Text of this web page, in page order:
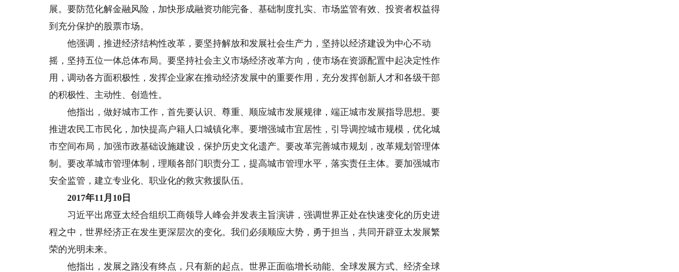
展。要防范化解金融风险，加快形成融资功能完备、基础制度扎实、市场监管有效、投资者权益得
到充分保护的股票市场。
他强调，推进经济结构性改革，要坚持解放和发展社会生产力，坚持以经济建设为中心不动
摇，坚持五位一体总体布局。要坚持社会主义市场经济改革方向，使市场在资源配置中起决定性作
用，调动各方面积极性，发挥企业家在推动经济发展中的重要作用，充分发挥创新人才和各级干部
的积极性、主动性、创造性。
他指出，做好城市工作，首先要认识、尊重、顺应城市发展规律，端正城市发展指导思想。要
推进农民工市民化，加快提高户籍人口城镇化率。要增强城市宜居性，引导调控城市规模，优化城
市空间布局，加强市政基础设施建设，保护历史文化遗产。要改革完善城市规划，改革规划管理体
制。要改革城市管理体制，理顺各部门职责分工，提高城市管理水平，落实责任主体。要加强城市
安全监管，建立专业化、职业化的救灾救援队伍。
2017年11月10日
习近平出席亚太经合组织工商领导人峰会并发表主旨演讲，强调世界正处在快速变化的历史进
程之中，世界经济正在发生更深层次的变化。我们必须顺应大势，勇于担当，共同开辟亚太发展繁
荣的光明未来。
他指出，发展之路没有终点，只有新的起点。世界正面临增长动能、全球发展方式、经济全球